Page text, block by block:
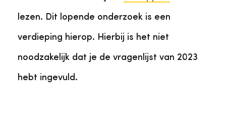
lezen. Dit lopende onderzoek is een
verdieping hierop. Hierbij is het niet
noodzakelijk dat je de vragenlijst van 2023
hebt ingevuld.